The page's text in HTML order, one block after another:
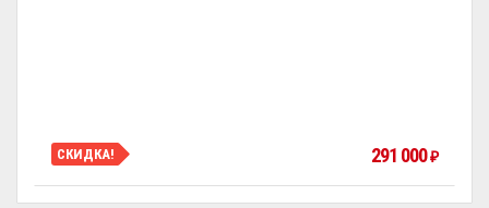
СКИДКА! 291 000 ₽